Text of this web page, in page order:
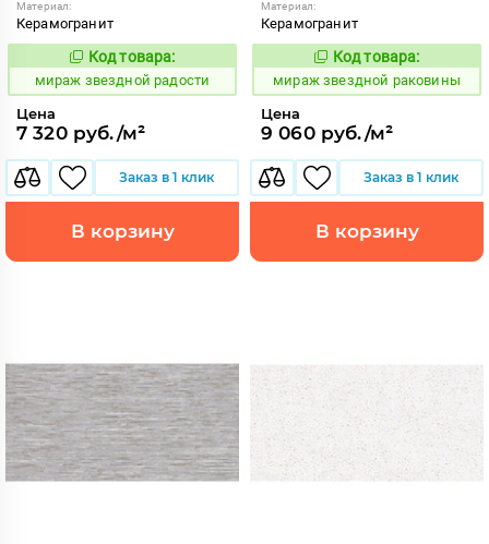
Материал:
Керамогранит
988077
Код товара:
мираж звездной радости
Цена
7 320 руб./м²
Заказ в 1 клик
В корзину
Материал:
Керамогранит
988078
Код товара:
мираж звездной раковины
Цена
9 060 руб./м²
Заказ в 1 клик
В корзину